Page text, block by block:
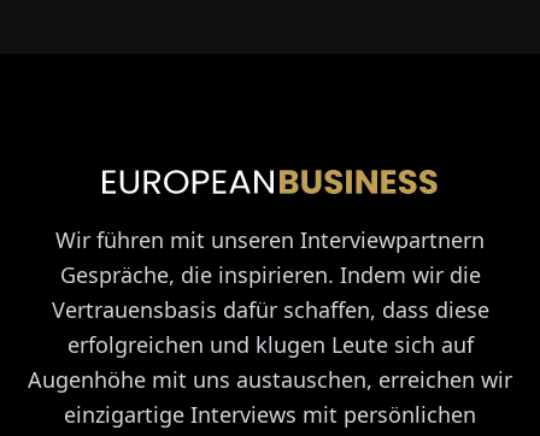
Wir führen mit unseren Interviewpartnern
Gespräche, die inspirieren. Indem wir die
Vertrauensbasis dafür schaffen, dass diese
erfolgreichen und klugen Leute sich auf
Augenhöhe mit uns austauschen, erreichen wir
einzigartige Interviews mit persönlichen